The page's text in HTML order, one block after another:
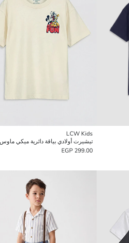
LCW Kids
تيشيرت أولادي بياقة دائرية ميكي ماوس
299.00 EGP